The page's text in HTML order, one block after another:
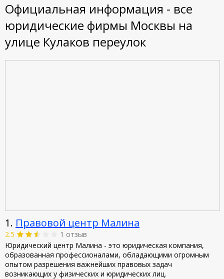
Официальная информация - все
юридические фирмы Москвы на
улице Кулаков переулок
1. Правовой центр Малина
2.5
1 отзыв
Юридический центр Малина - это юридическая компания,
образованная профессионалами, обладающими огромным
опытом разрешения важнейших правовых задач
возникающих у физических и юридических лиц.